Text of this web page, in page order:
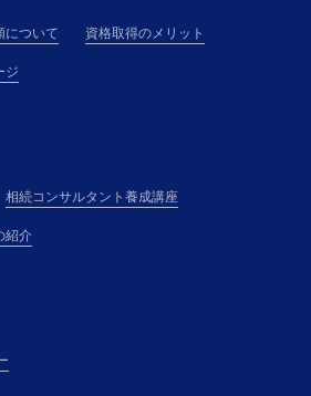
について 資格取得のメリット
ジ
相続コンサルタント養成講座
紹介